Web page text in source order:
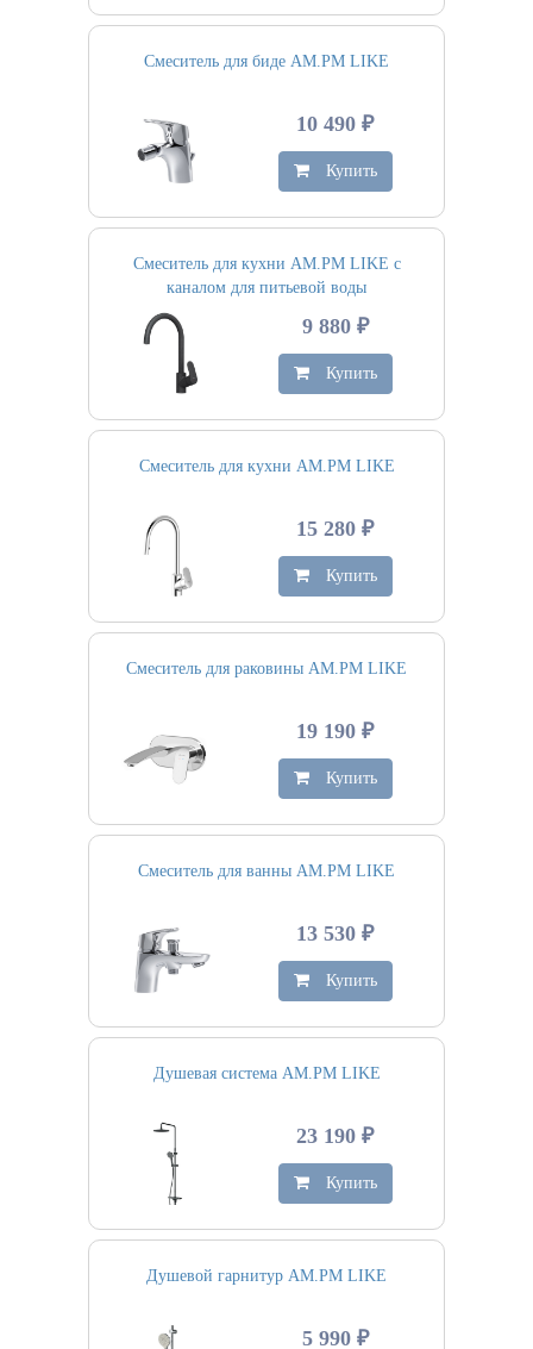
Смеситель для биде AM.PM LIKE
10 490 ₽
Купить
Смеситель для кухни AM.PM LIKE с
каналом для питьевой воды
9 880 ₽
Купить
Смеситель для кухни AM.PM LIKE
15 280 ₽
Купить
Смеситель для раковины AM.PM LIKE
19 190 ₽
Купить
Смеситель для ванны AM.PM LIKE
13 530 ₽
Купить
Душевая система AM.PM LIKE
23 190 ₽
Купить
Душевой гарнитур AM.PM LIKE
5 990 ₽